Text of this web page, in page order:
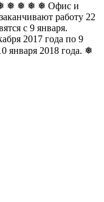
❅ ❅ ❅ ❅ Офис и
работу 22
с 9 января.
2017 года по 9
января 2018 года. ❅